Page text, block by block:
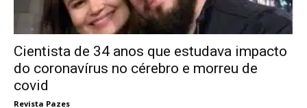
Cientista de 34 anos que estudava impacto
do coronavírus no cérebro e morreu de
covid
Revista Pazes